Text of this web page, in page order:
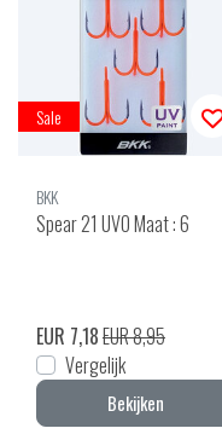
Sale
BKK
Spear 21 UVO Maat : 6
EUR 7,18EUR 8,95
Vergelijk
Bekijken